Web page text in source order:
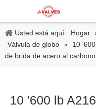
Usted está aquí: Hogar
Válvula de globo »
10
de brida de acero al
10 '600 lb